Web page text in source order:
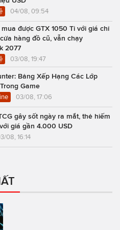
04/08, 09:54
được GTX 1050 Ti với giá chỉ
hàng đồ cũ, vẫn chạy
2077
03/08, 19:47
Bảng Xếp Hạng Các Lớp
Game
03/08, 17:06
gây sốt ngày ra mắt, thẻ hiếm
giá gần 4.000 USD
08, 16:14